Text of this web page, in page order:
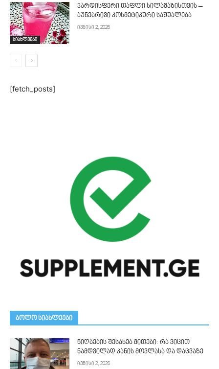
სიახლეები
ვარდისფერი თაფლი სილამაზისთვის –
ბუნებრივი კოსმეტიკური საშუალება
ივნისი 2, 2026
[fetch_posts]
ᲑᲝᲚᲝ ᲡᲘᲐᲮᲚᲔᲔᲑᲘ
ნიღბების შესახებ მითები: რა ვიცით
ნამდვილად კანის მოვლასა და დაცვაზე
ივნისი 2, 2026